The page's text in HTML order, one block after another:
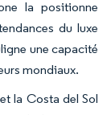
la positionne
du luxe
une capacité
mondiaux.
la Costa del Sol